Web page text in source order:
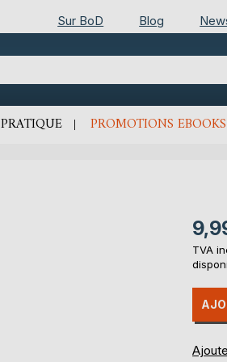
Sur BoD Blog
PRATIQUE PROMOTIONS EBOOKS
TVA